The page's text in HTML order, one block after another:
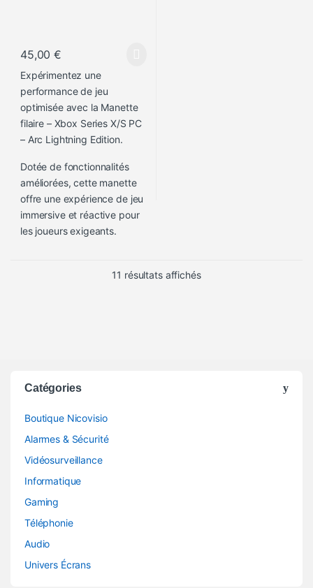
45,00€
Expérimentez une
performance de jeu
optimisée avec la Manette
filaire – Xbox Series X/S PC
– Arc Lightning Edition.
Dotée de fonctionnalités
améliorées, cette manette
offre une expérience de jeu
immersive et réactive pour
les joueurs exigeants.
11 résultats affichésTrié du plus récent au
Catégories
Boutique Nicovisio
Alarmes & Sécurité
Vidéosurveillance
Informatique
Gaming
Téléphonie
Audio
Univers Écrans